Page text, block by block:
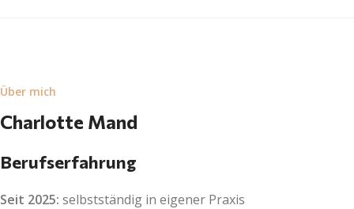
Über mich
Charlotte Mand
Berufserfahrung
Seit 2025: selbstständig in eigener Praxis